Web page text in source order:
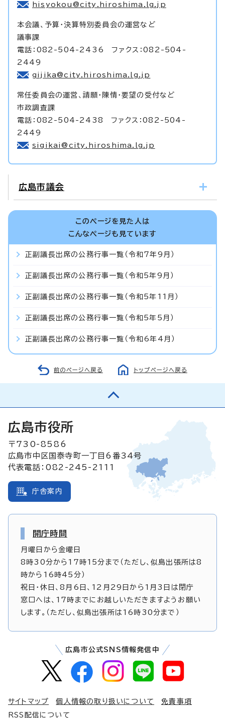
hisyokou@city.hiroshima.lg.jp
本会議、予算・決算特別委員会の運営など
議事課
電話：082-504-2436 ファクス：082-504-
2449
gijika@city.hiroshima.lg.jp
常任委員会の運営、請願・陳情・要望の受付など
市政調査課
電話：082-504-2438 ファクス：082-504-
2449
sigikai@city.hiroshima.lg.jp
広島市議会
このページを見た人は
こんなページも見ています
正副議長出席の公務行事一覧（令和7年9月）
正副議長出席の公務行事一覧（令和5年9月）
正副議長出席の公務行事一覧（令和5年11月）
正副議長出席の公務行事一覧（令和5年5月）
正副議長出席の公務行事一覧（令和6年4月）
前のページへ戻る トップページへ戻る
広島市役所
〒730-8586
広島市中区国泰寺町一丁目6番34号
代表電話：082-245-2111
庁舎案内
開庁時間
月曜日から金曜日
8時30分から17時15分まで（ただし、似島出張所は8
時から16時45分）
祝日・休日、8月6日、12月29日から1月3日は閉庁
窓口へは、17時までにお越しいただきますようお願い
します。（ただし、似島出張所は16時30分まで）
広島市公式SNS情報発信中
サイトマップ 個人情報の取り扱いについて
免責事項
RSS配信について